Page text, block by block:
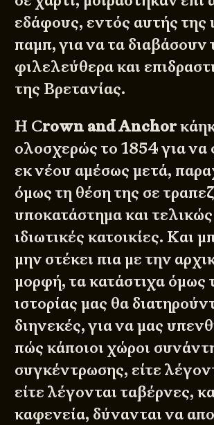
εδάφους, εντός αυτής της
παμπ, για να τα διαβάσουν
φιλελεύθερα και
της Βρετανίας.
Η Crown and Anchor
ολοσχερώς το 1854 για να
εκ νέου αμέσως μετά,
όμως τη θέση της σε
υποκατάστημα και
ιδιωτικές κατοικίες. Και
μην στέκει πια με την
μορφή, τα κατάστιχα όμως
ιστορίας μας θα
διηνεκές, για να μας
πώς κάποιοι χώροι
συγκέντρωσης, είτε
είτε λέγονται ταβέρνες,
καφενεία, δύνανται να